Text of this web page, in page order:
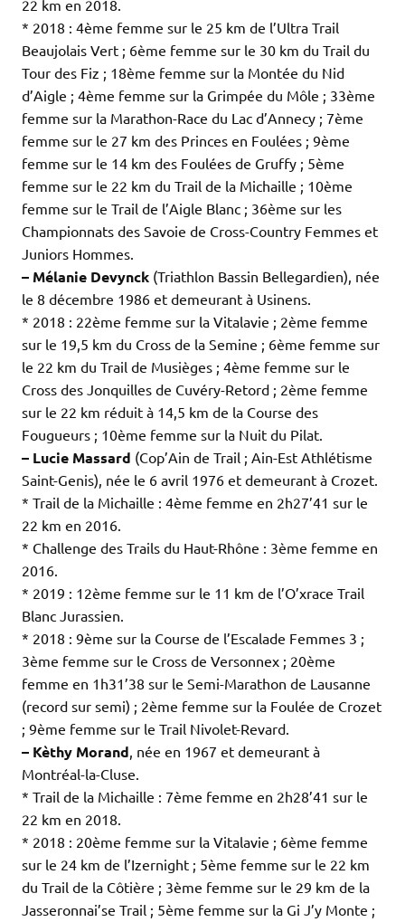
22 km en 2018.
* 2018 : 4ème femme sur le 25 km de l’Ultra Trail
Beaujolais Vert ; 6ème femme sur le 30 km du Trail du
Tour des Fiz ; 18ème femme sur la Montée du Nid
d’Aigle ; 4ème femme sur la Grimpée du Môle ; 33ème
femme sur la Marathon-Race du Lac d’Annecy ; 7ème
femme sur le 27 km des Princes en Foulées ; 9ème
femme sur le 14 km des Foulées de Gruffy ; 5ème
femme sur le 22 km du Trail de la Michaille ; 10ème
femme sur le Trail de l’Aigle Blanc ; 36ème sur les
Championnats des Savoie de Cross-Country Femmes et
Juniors Hommes.
– Mélanie Devynck (Triathlon Bassin Bellegardien), née
le 8 décembre 1986 et demeurant à Usinens.
* 2018 : 22ème femme sur la Vitalavie ; 2ème femme
sur le 19,5 km du Cross de la Semine ; 6ème femme sur
le 22 km du Trail de Musièges ; 4ème femme sur le
Cross des Jonquilles de Cuvéry-Retord ; 2ème femme
sur le 22 km réduit à 14,5 km de la Course des
Fougueurs ; 10ème femme sur la Nuit du Pilat.
– Lucie Massard (Cop’Ain de Trail ; Ain-Est Athlétisme
Saint-Genis), née le 6 avril 1976 et demeurant à Crozet.
* Trail de la Michaille : 4ème femme en 2h27’41 sur le
22 km en 2016.
* Challenge des Trails du Haut-Rhône : 3ème femme en
2016.
* 2019 : 12ème femme sur le 11 km de l’O’xrace Trail
Blanc Jurassien.
* 2018 : 9ème sur la Course de l’Escalade Femmes 3 ;
3ème femme sur le Cross de Versonnex ; 20ème
femme en 1h31’38 sur le Semi-Marathon de Lausanne
(record sur semi) ; 2ème femme sur la Foulée de Crozet
; 9ème femme sur le Trail Nivolet-Revard.
– Kèthy Morand, née en 1967 et demeurant à
Montréal-la-Cluse.
* Trail de la Michaille : 7ème femme en 2h28’41 sur le
22 km en 2018.
* 2018 : 20ème femme sur la Vitalavie ; 6ème femme
sur le 24 km de l’Izernight ; 5ème femme sur le 22 km
du Trail de la Côtière ; 3ème femme sur le 29 km de la
Jasseronnai’se Trail ; 5ème femme sur la Gi J’y Monte ;